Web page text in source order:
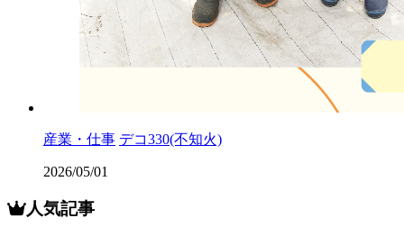
産業・仕事 デコ330(不知火)
2026/05/01
人気記事